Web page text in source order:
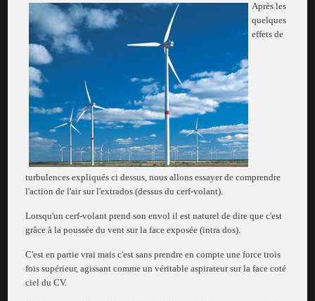
Après les
quelques
effets de
turbulences expliqués ci dessus, nous allons essayer de comprendre
l'action de l'air sur l'extrados (dessus du cerf-volant).
Lorsqu'un cerf-volant prend son envol il est naturel de dire que c'est
grâce à la poussée du vent sur la face exposée (intra dos).
C'est en partie vrai mais c'est sans prendre en compte une force trois
fois supérieur, agissant comme un véritable aspirateur sur la face coté
ciel du CV.